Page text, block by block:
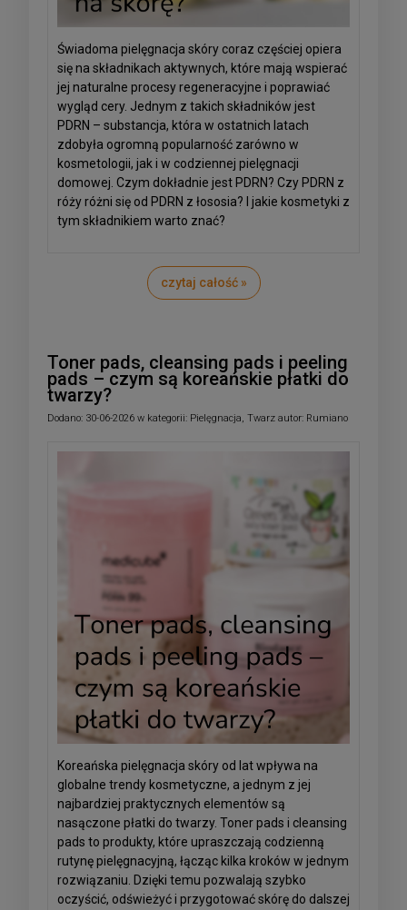
Świadoma pielęgnacja skóry coraz częściej opiera
się na składnikach aktywnych, które mają wspierać
jej naturalne procesy regeneracyjne i poprawiać
wygląd cery. Jednym z takich składników jest
PDRN – substancja, która w ostatnich latach
zdobyła ogromną popularność zarówno w
kosmetologii, jak i w codziennej pielęgnacji
domowej. Czym dokładnie jest PDRN? Czy PDRN z
róży różni się od PDRN z łososia? I jakie kosmetyki z
tym składnikiem warto znać?
czytaj całość »
Toner pads, cleansing pads i peeling
pads – czym są koreańskie płatki do
twarzy?
Dodano: 30-06-2026 w kategorii: Pielęgnacja, Twarz autor: Rumiano
Koreańska pielęgnacja skóry od lat wpływa na
globalne trendy kosmetyczne, a jednym z jej
najbardziej praktycznych elementów są
nasączone płatki do twarzy. Toner pads i cleansing
pads to produkty, które upraszczają codzienną
rutynę pielęgnacyjną, łącząc kilka kroków w jednym
rozwiązaniu. Dzięki temu pozwalają szybko
oczyścić, odświeżyć i przygotować skórę do dalszej